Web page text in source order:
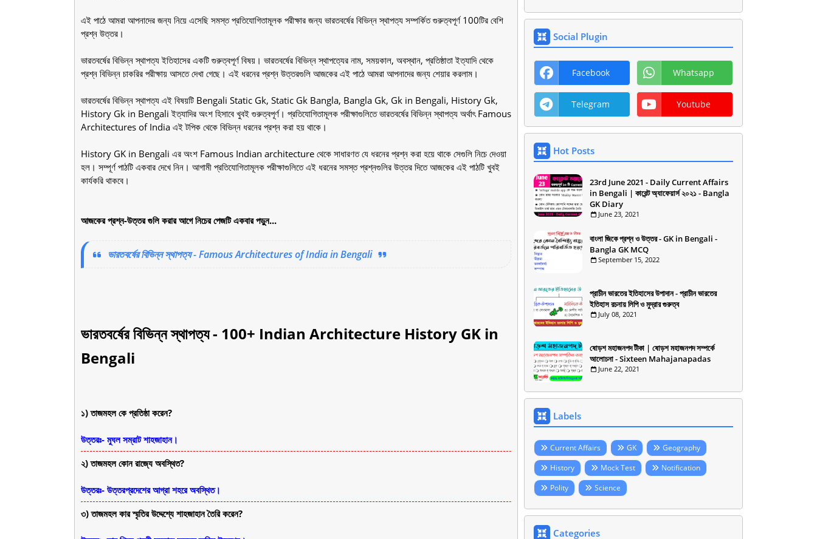
এই পাঠে আমরা আপনাদের জন্য নিয়ে এসেছি সমস্ত প্রতিযোগিতামূলক পরীক্ষার জন্য ভারতবর্ষের বিভিন্ন স্থাপত্য সম্পর্কিত গুরুত্বপূর্ণ 100টির বেশি
প্রশ্ন উত্তর।
ভারতবর্ষের বিভিন্ন স্থাপত্য ইতিহাসের একটি গুরুত্বপূর্ণ বিষয়। ভারতবর্ষের বিভিন্ন স্থাপত্যের নাম, সময়কাল, অবস্থান, প্রতিষ্ঠাতা ইত্যাদি থেকে
প্রশ্ন বিভিন্ন চাকরির পরীক্ষায় আসতে দেখা গেছে। এই ধরনের প্রশ্ন উত্তরগুলি আজকের এই পাঠে আমরা আপনাদের জন্য শেয়ার করলাম।
ভারতবর্ষের বিভিন্ন স্থাপত্য এই বিষয়টি Bengali Static Gk, Static Gk Bangla, Bangla Gk, Gk in Bengali, History Gk,
History Gk in Bengali ইত্যাদির অংশ হিসাবে খুবই গুরুত্বপূর্ণ। প্রতিযোগিতামূলক পরীক্ষাগুলিতে ভারতবর্ষের বিভিন্ন স্থাপত্য অর্থাৎ Famous
Architectures of India এই টপিক থেকে বিভিন্ন ধরনের প্রশ্ন করা হয় থাকে।
History GK in Bengali এর অংশ Famous Indian architecture থেকে সাধারণত যে ধরনের প্রশ্ন করা হয়ে থাকে সেগুলি নিচে দেওয়া
হল। সম্পূর্ণ পাঠটি একবার দেখে নিন। আগামী প্রতিযোগিতামূলক পরীক্ষাগুলিতে এই ধরনের সমস্ত প্রশ্নগুলির উত্তর দিতে আজকের এই পাঠটি খুবই
কার্যকরি থাকবে।
আজকের প্রশ্ন-উত্তর গুলি করার আগে নিচের পেজটি একবার পড়ুন...
ভারতবর্ষের বিভিন্ন স্থাপত্য - Famous Architectures of India in Bengali
ভারতবর্ষের বিভিন্ন স্থাপত্য - 100+ Indian Architecture History GK in
Bengali
১) তাজমহল কে প্রতিষ্ঠা করেন?
উত্তরঃ- মুঘল সম্রাট শাহজাহান।
২) তাজমহল কোন রাজ্যে অবস্থিত?
উত্তরঃ- উত্তরপ্রদেশের আগ্রা শহরে অবস্থিত।
৩) তাজমহল কার স্মৃতির উদ্দেশ্যে শাহজাহান তৈরি করেন?
Social Plugin
Facebook Whatsapp
Telegram Youtube
Hot Posts
23rd June 2021 - Daily Current Affairs
in Bengali | কারেন্ট অ্যাফেয়ার্স ২০২১ - Bangla
GK Diary
June 23, 2021
বাংলা জিকে প্রশ্ন ও উত্তর - GK in Bengali -
Bangla GK MCQ
September 15, 2022
প্রাচীন ভারতের ইতিহাসের উপাদান - প্রাচীন ভারতের
ইতিহাস রচনায় লিপি ও মুদ্রার গুরুত্ব
July 08, 2021
ষোড়শ মহাজনপদ টীকা | ষোড়শ মহাজনপদ সম্পর্কে
আলোচনা - Sixteen Mahajanapadas
June 22, 2021
Labels
Current Affairs GK
Geography
History
Mock Test
Notification
Polity
Science
Categories